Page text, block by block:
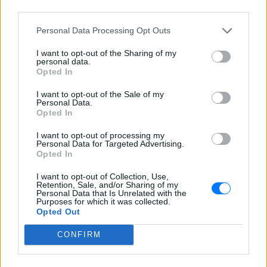
Personal Data Processing Opt Outs
I want to opt-out of the Sharing of my
personal data.
Opted In
I want to opt-out of the Sale of my
Personal Data.
Opted In
I want to opt-out of processing my
Personal Data for Targeted Advertising.
Opted In
I want to opt-out of Collection, Use,
Retention, Sale, and/or Sharing of my
Personal Data that Is Unrelated with the
Purposes for which it was collected.
Opted Out
CONFIRM
ΔΕΙΤΕ ΕΠΙΣΗΣ
ΣΤΗΝ ΙΔΙΑ ΚΑΤΗΓΟΡΙΑ
Πάρο με μαύρο μπικίνι ‑ δείτε
τις πόζες της
Το μοντέλο μοιράστηκε φωτογραφίες
από τις καλοκαιρινές της διακοπές στο
νησί των Κυκλάδων
βράδυ στο νοσοκομείο με ορούς
και αντιβιώσεις»
ΣΉΜΕΡΑ